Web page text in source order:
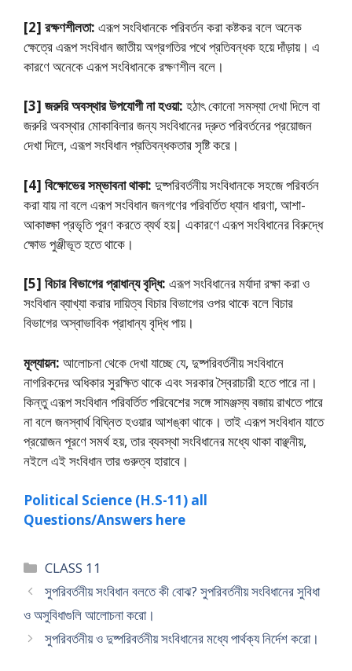
[2] রক্ষণশীলতা: এরূপ সংবিধানকে পরিবর্তন করা কষ্টকর বলে অনেক
ক্ষেত্রে এরূপ সংবিধান জাতীয় অগ্রগতির পথে প্রতিবন্ধক হয়ে দাঁড়ায়। এ
কারণে অনেকে এরূপ সংবিধানকে রক্ষণশীল বলে।
[3] জরুরি অবস্থার উপযােগী না হওয়া: হঠাৎ কোনাে সমস্যা দেখা দিলে বা
জরুরি অবস্থার মোকাবিলার জন্য সংবিধানের দ্রুত পরিবর্তনের প্রয়ােজন
দেখা দিলে, এরূপ সংবিধান প্রতিবন্ধকতার সৃষ্টি করে।
[4] বিক্ষোভের সম্ভাবনা থাকা: দুষ্পরিবর্তনীয় সংবিধানকে সহজে পরিবর্তন
করা যায় না বলে এরূপ সংবিধান জনগণের পরিবর্তিত ধ্যান ধারণা, আশা-
আকাঙ্ক্ষা প্রভৃতি পূরণ করতে ব্যর্থ হয়| একারণে এরূপ সংবিধানের বিরুদ্ধে
ক্ষোভ পুঞ্জীভূত হতে থাকে।
[5] বিচার বিভাগের প্রাধান্য বৃদ্ধি: এরূপ সংবিধানের মর্যাদা রক্ষা করা ও
সংবিধান ব্যাখ্যা করার দায়িত্ব বিচার বিভাগের ওপর থাকে বলে বিচার
বিভাগের অস্বাভাবিক প্রাধান্য বৃদ্ধি পায়।
মূল্যায়ন: আলােচনা থেকে দেখা যাচ্ছে যে, দুষ্পরিবর্তনীয় সংবিধানে
নাগরিকদের অধিকার সুরক্ষিত থাকে এবং সরকার স্বৈরাচারী হতে পারে না।
কিন্তু এরূপ সংবিধান পরিবর্তিত পরিবেশের সঙ্গে সামঞ্জস্য বজায় রাখতে পারে
না বলে জনস্বার্থ বিঘ্নিত হওয়ার আশঙ্কা থাকে। তাই এরূপ সংবিধান যাতে
প্রয়ােজন পূরণে সমর্থ হয়, তার ব্যবস্থা সংবিধানের মধ্যে থাকা বাঞ্ছনীয়,
নইলে এই সংবিধান তার গুরুত্ব হারাবে।
Political Science (H.S-11) all
Questions/Answers here
Categories
CLASS 11
সুপরিবর্তনীয় সংবিধান বলতে কী বােঝ? সুপরিবর্তনীয় সংবিধানের সুবিধা
ও অসুবিধাগুলি আলােচনা করাে।
সুপরিবর্তনীয় ও দুষ্পরিবর্তনীয় সংবিধানের মধ্যে পার্থক্য নির্দেশ করাে।